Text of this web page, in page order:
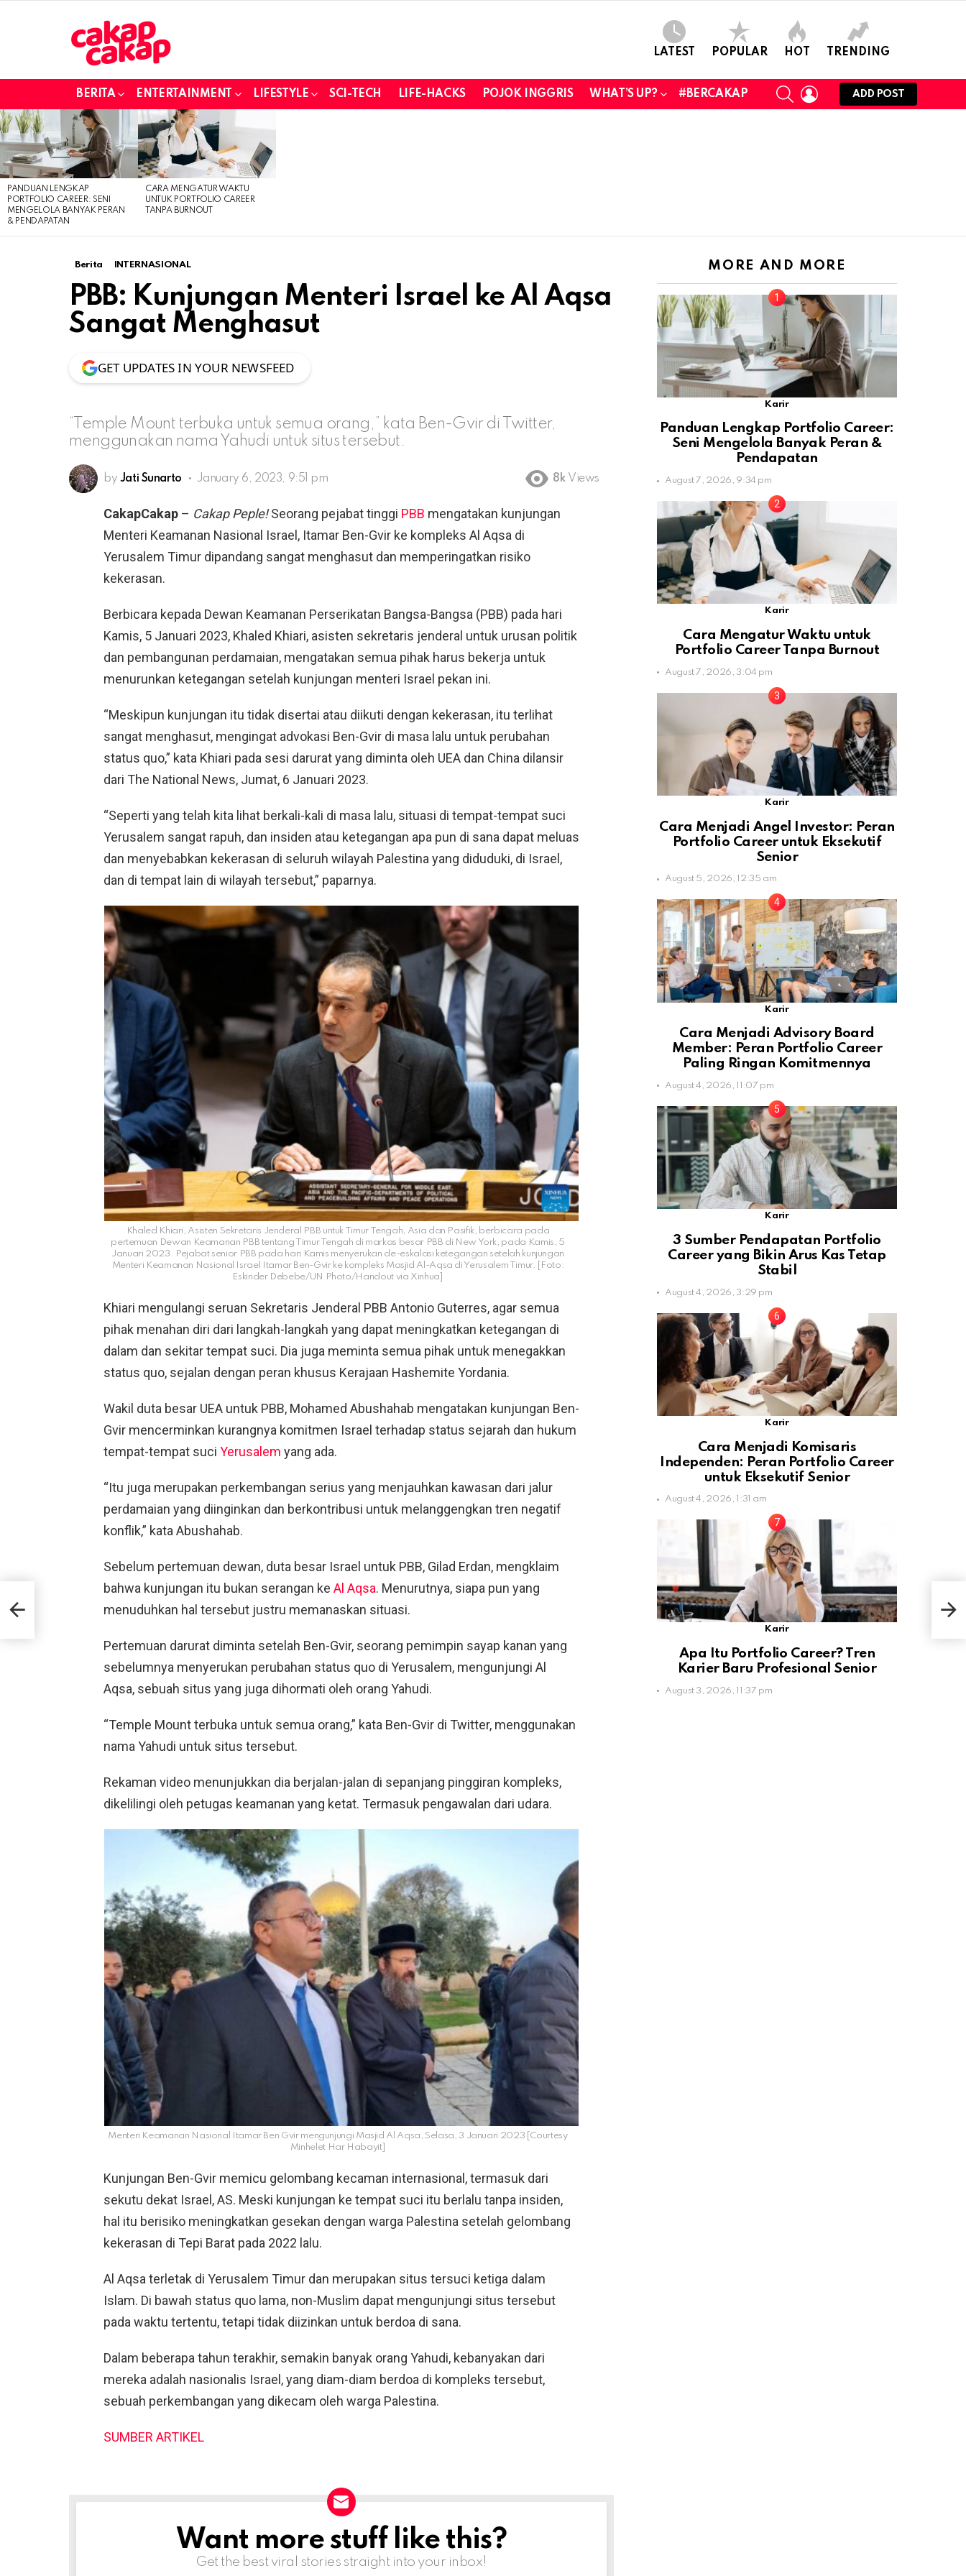
LATEST POPULAR HOT TRENDING
BERITA ENTERTAINMENT LIFESTYLE SCI-TECH LIFE-HACKS POJOK INGGRIS WHAT’S UP? #BERCAKAP
SEARCHLOGIN
ADD POST
LATEST
STORIES
PANDUAN LENGKAP
PORTFOLIO CAREER: SENI
MENGELOLA BANYAK PERAN
& PENDAPATAN
CARA MENGATUR WAKTU
UNTUK PORTFOLIO CAREER
TANPA BURNOUT
Berita INTERNASIONAL
PBB: Kunjungan Menteri Israel ke Al Aqsa
Sangat Menghasut
GET UPDATES IN YOUR NEWSFEED
“Temple Mount terbuka untuk semua orang,” kata Ben-Gvir di Twitter,
menggunakan nama Yahudi untuk situs tersebut.
by Jati Sunarto January 6, 2023, 9:51 pm 8k Views
CakapCakap – Cakap Peple!Seorang pejabat tinggi PBB mengatakan kunjungan
Menteri Keamanan Nasional Israel, Itamar Ben-Gvir ke kompleks Al Aqsa di
Yerusalem Timur dipandang sangat menghasut dan memperingatkan risiko
kekerasan.
Berbicara kepada Dewan Keamanan Perserikatan Bangsa-Bangsa (PBB) pada hari
Kamis, 5 Januari 2023, Khaled Khiari, asisten sekretaris jenderal untuk urusan politik
dan pembangunan perdamaian, mengatakan semua pihak harus bekerja untuk
menurunkan ketegangan setelah kunjungan menteri Israel pekan ini.
“Meskipun kunjungan itu tidak disertai atau diikuti dengan kekerasan, itu terlihat
sangat menghasut, mengingat advokasi Ben-Gvir di masa lalu untuk perubahan
status quo,” kata Khiari pada sesi darurat yang diminta oleh UEA dan China dilansir
dari The National News, Jumat, 6 Januari 2023.
“Seperti yang telah kita lihat berkali-kali di masa lalu, situasi di tempat-tempat suci
Yerusalem sangat rapuh, dan insiden atau ketegangan apa pun di sana dapat meluas
dan menyebabkan kekerasan di seluruh wilayah Palestina yang diduduki, di Israel,
dan di tempat lain di wilayah tersebut,” paparnya.
Khaled Khiari, Asisten Sekretaris Jenderal PBB untuk Timur Tengah, Asia dan Pasifik, berbicara pada
pertemuan Dewan Keamanan PBB tentang Timur Tengah di markas besar PBB di New York, pada Kamis, 5
Januari 2023. Pejabat senior PBB pada hari Kamis menyerukan de-eskalasi ketegangan setelah kunjungan
Menteri Keamanan Nasional Israel Itamar Ben-Gvir ke kompleks Masjid Al-Aqsa di Yerusalem Timur. [Foto:
Eskinder Debebe/UN Photo/Handout via Xinhua]
Khiari mengulangi seruan Sekretaris Jenderal PBB Antonio Guterres, agar semua
pihak menahan diri dari langkah-langkah yang dapat meningkatkan ketegangan di
dalam dan sekitar tempat suci. Dia juga meminta semua pihak untuk menegakkan
status quo, sejalan dengan peran khusus Kerajaan Hashemite Yordania.
Wakil duta besar UEA untuk PBB, Mohamed Abushahab mengatakan kunjungan Ben-
Gvir mencerminkan kurangnya komitmen Israel terhadap status sejarah dan hukum
tempat-tempat suci Yerusalem yang ada.
“Itu juga merupakan perkembangan serius yang menjauhkan kawasan dari jalur
perdamaian yang diinginkan dan berkontribusi untuk melanggengkan tren negatif
konflik,” kata Abushahab.
Sebelum pertemuan dewan, duta besar Israel untuk PBB, Gilad Erdan, mengklaim
bahwa kunjungan itu bukan serangan ke Al Aqsa. Menurutnya, siapa pun yang
menuduhkan hal tersebut justru memanaskan situasi.
Pertemuan darurat diminta setelah Ben-Gvir, seorang pemimpin sayap kanan yang
sebelumnya menyerukan perubahan status quo di Yerusalem, mengunjungi Al
Aqsa, sebuah situs yang juga dihormati oleh orang Yahudi.
“Temple Mount terbuka untuk semua orang,” kata Ben-Gvir di Twitter, menggunakan
nama Yahudi untuk situs tersebut.
Rekaman video menunjukkan dia berjalan-jalan di sepanjang pinggiran kompleks,
dikelilingi oleh petugas keamanan yang ketat. Termasuk pengawalan dari udara.
Menteri Keamanan Nasional Itamar Ben Gvir mengunjungi Masjid Al Aqsa, Selasa, 3 Januari 2023 [Courtesy
Minhelet Har Habayit]
Kunjungan Ben-Gvir memicu gelombang kecaman internasional, termasuk dari
sekutu dekat Israel, AS. Meski kunjungan ke tempat suci itu berlalu tanpa insiden,
hal itu berisiko meningkatkan gesekan dengan warga Palestina setelah gelombang
kekerasan di Tepi Barat pada 2022 lalu.
Al Aqsa terletak di Yerusalem Timur dan merupakan situs tersuci ketiga dalam
Islam. Di bawah status quo lama, non-Muslim dapat mengunjungi situs tersebut
pada waktu tertentu, tetapi tidak diizinkan untuk berdoa di sana.
Dalam beberapa tahun terakhir, semakin banyak orang Yahudi, kebanyakan dari
mereka adalah nasionalis Israel, yang diam-diam berdoa di kompleks tersebut,
sebuah perkembangan yang dikecam oleh warga Palestina.
SUMBER ARTIKEL
NEWSLETTERWant more stuff like this?
Get the best viral stories straight into your inbox!
MORE AND MORE
Karir
Panduan Lengkap Portfolio Career:
Seni Mengelola Banyak Peran &
Pendapatan
August 7, 2026, 9:34 pm
Karir
Cara Mengatur Waktu untuk
Portfolio Career Tanpa Burnout
August 7, 2026, 3:04 pm
Karir
Cara Menjadi Angel Investor: Peran
Portfolio Career untuk Eksekutif
Senior
August 5, 2026, 12:35 am
Karir
Cara Menjadi Advisory Board
Member: Peran Portfolio Career
Paling Ringan Komitmennya
August 4, 2026, 11:07 pm
Karir
3 Sumber Pendapatan Portfolio
Career yang Bikin Arus Kas Tetap
Stabil
August 4, 2026, 3:29 pm
Karir
Cara Menjadi Komisaris
Independen: Peran Portfolio Career
untuk Eksekutif Senior
August 4, 2026, 1:31 am
Karir
Apa Itu Portfolio Career? Tren
Karier Baru Profesional Senior
August 3, 2026, 11:37 pm